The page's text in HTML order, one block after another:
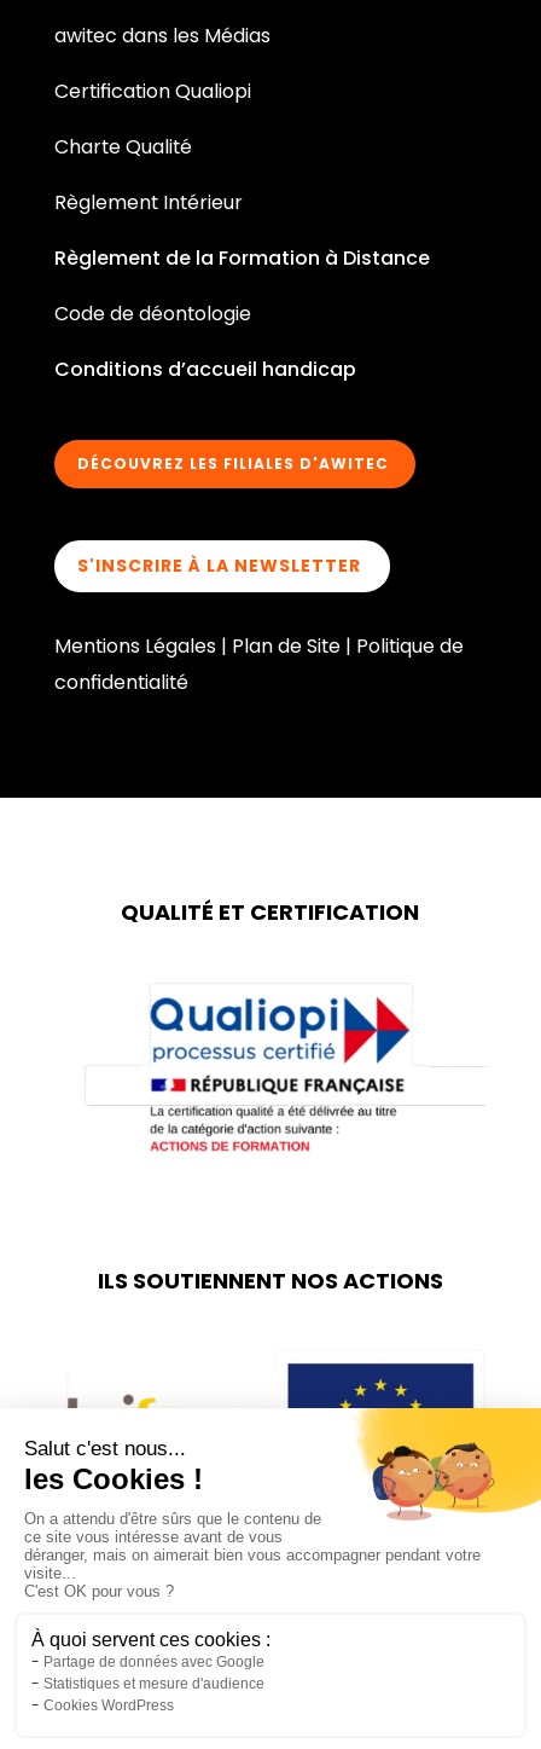
awitec dans les Médias
Certification Qualiopi
Charte Qualité
Règlement Intérieur
Règlement de la Formation à Distance
Code de déontologie
Conditions d’accueil handicap
DÉCOUVREZ LES FILIALES D'AWITEC
S'INSCRIRE À LA NEWSLETTER
Mentions Légales| Plan de Site| Politique de
confidentialité
QUALITÉ ET CERTIFICATION
ILS SOUTIENNENT NOS ACTIONS
REJOIGNEZ-NOUS SUR LES RÉSEAUX
SOCIAUX